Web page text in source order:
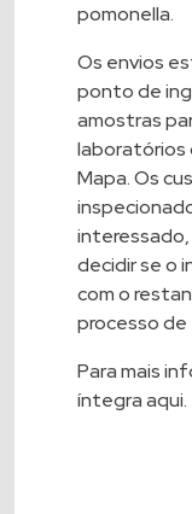
pomonella.
Os envios
ponto de
amostras
laboratórios
Mapa. Os
interessado,
decidir se o
com o
processo de
Para mais
íntegra aqui.